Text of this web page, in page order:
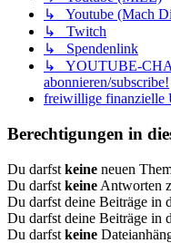
↳ Youtube (Mach
↳ Twitch
↳ Spendenlink
↳ YOUTUBE-
abonnieren/subscribe!
freiwillige finanzielle
Berechtigungen in
Du darfst keine neuen
Du darfst keine Antworten
Du darfst deine Beiträge in
Du darfst deine Beiträge in
Du darfst keine